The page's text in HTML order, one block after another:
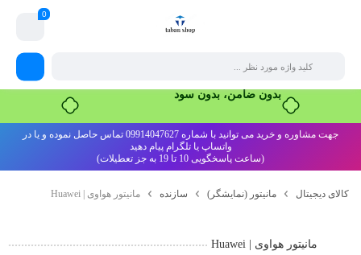
بدون ضامن، بدون سود
0
جهت مشاوره و خرید می توانید با شماره 09914047627 تماس حاصل نموده و یا در
واتساپ یا تلگرام پیام دهید
(ساعت پاسخگویی 10 تا 19 به جز تعطیلات)
کالای دیجیتال مانیتور (نمایشگر) سازنده مانیتور هواوی | Huawei
مانیتور هواوی | Huawei